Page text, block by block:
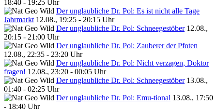
18:40 - 19:25 Uhr
Der unglaubliche Dr. Pol: Es ist nicht alle Tage
Jahrmarkt 12.08., 19:25 - 20:15 Uhr
Der unglaubliche Dr. Pol: Schneegestöber 12.08.,
20:15 - 21:00 Uhr
Der unglaubliche Dr. Pol: Zauberer der Pfoten
12.08., 22:35 - 23:20 Uhr
Der unglaubliche Dr. Pol: Nicht verzagen, Doktor
fragen! 12.08., 23:20 - 00:05 Uhr
Der unglaubliche Dr. Pol: Schneegestöber 13.08.,
01:40 - 02:25 Uhr
Der unglaubliche Dr. Pol: Emu-tional 13.08., 17:50
- 18:40 Uhr